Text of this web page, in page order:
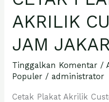
AKRILIK
JAM
Tinggalkan Komentar /
Populer /administrator
Cetak Plakat Akrilik
24
JAM
PUSAT